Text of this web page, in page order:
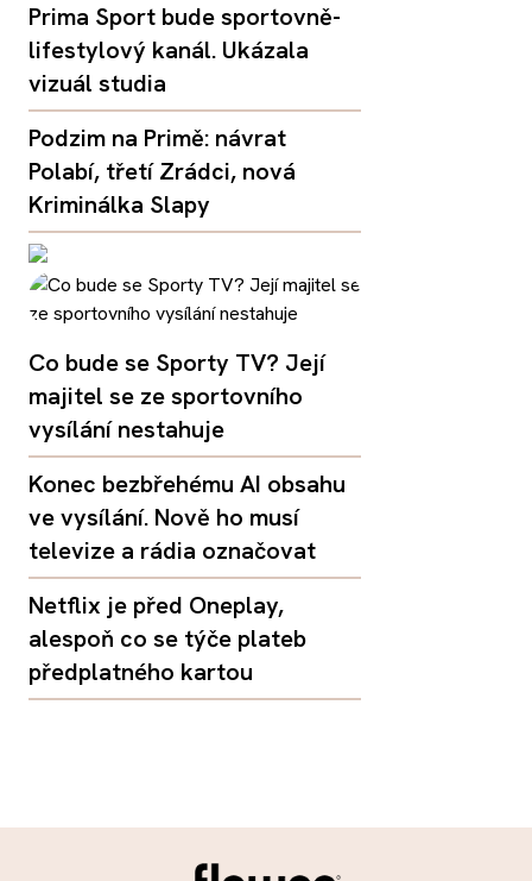
Prima Sport bude sportovně-
lifestylový kanál. Ukázala
vizuál studia
Podzim na Primě: návrat
Polabí, třetí Zrádci, nová
Kriminálka Slapy
Co bude se Sporty TV? Její
majitel se ze sportovního
vysílání nestahuje
Konec bezbřehému AI obsahu
ve vysílání. Nově ho musí
televize a rádia označovat
Netflix je před Oneplay,
alespoň co se týče plateb
předplatného kartou